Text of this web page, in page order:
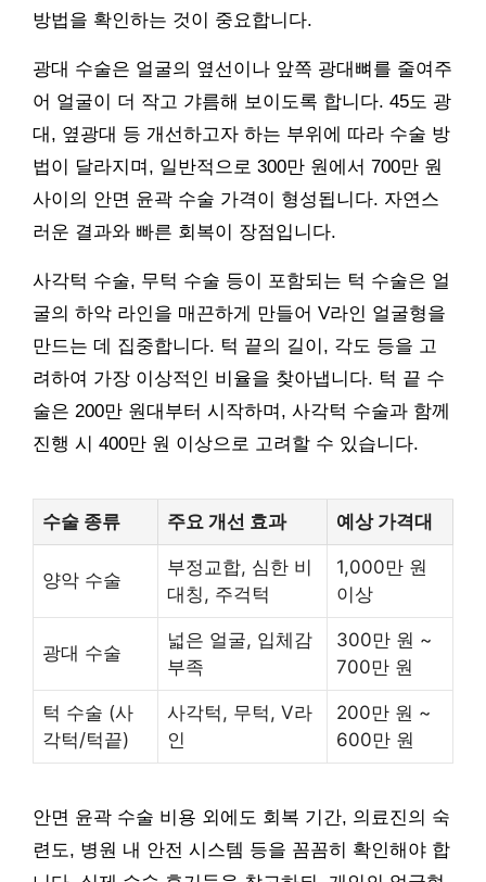
방법을 확인하는 것이 중요합니다.
광대 수술은 얼굴의 옆선이나 앞쪽 광대뼈를 줄여주
어 얼굴이 더 작고 갸름해 보이도록 합니다. 45도 광
대, 옆광대 등 개선하고자 하는 부위에 따라 수술 방
법이 달라지며, 일반적으로 300만 원에서 700만 원
사이의 안면 윤곽 수술 가격이 형성됩니다. 자연스
러운 결과와 빠른 회복이 장점입니다.
사각턱 수술, 무턱 수술 등이 포함되는 턱 수술은 얼
굴의 하악 라인을 매끈하게 만들어 V라인 얼굴형을
만드는 데 집중합니다. 턱 끝의 길이, 각도 등을 고
려하여 가장 이상적인 비율을 찾아냅니다. 턱 끝 수
술은 200만 원대부터 시작하며, 사각턱 수술과 함께
진행 시 400만 원 이상으로 고려할 수 있습니다.
수술 종류 주요 개선 효과 예상 가격대
양악 수술
부정교합, 심한 비
대칭, 주걱턱
1,000만 원
이상
광대 수술
넓은 얼굴, 입체감
부족
300만 원 ~
700만 원
턱 수술 (사
각턱/턱끝)
사각턱, 무턱, V라
인
200만 원 ~
600만 원
안면 윤곽 수술 비용 외에도 회복 기간, 의료진의 숙
련도, 병원 내 안전 시스템 등을 꼼꼼히 확인해야 합